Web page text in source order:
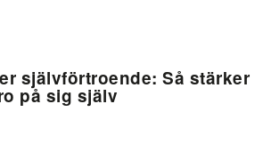
självförtroende: Så stärker
på sig själv